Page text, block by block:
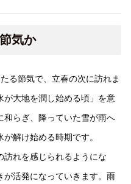
気か
る節気で、立春の次に訪れま
が大地を潤し始める頃」を意
和らぎ、降っていた雪が雨へ
解け始める時期です。
訪れを感じられるようにな
が活発になっていきます。雨